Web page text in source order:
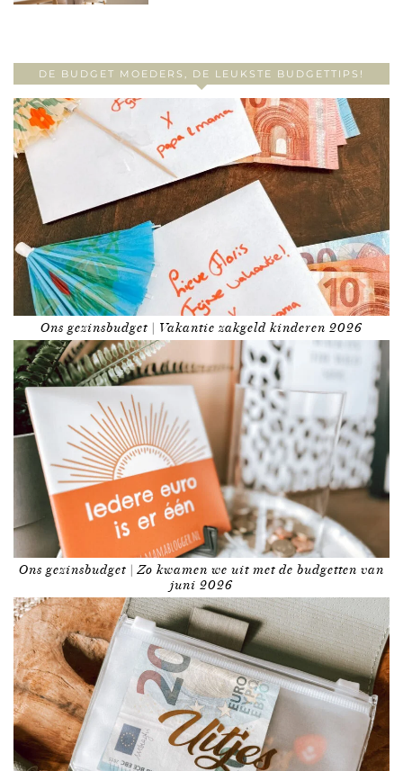
DE BUDGET MOEDERS, DE LEUKSTE BUDGETTIPS!
Ons gezinsbudget | Vakantie zakgeld kinderen 2026
Ons gezinsbudget | Zo kwamen we uit met de budgetten van
juni 2026